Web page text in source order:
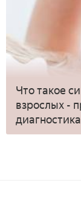
Что такое
взрослых -